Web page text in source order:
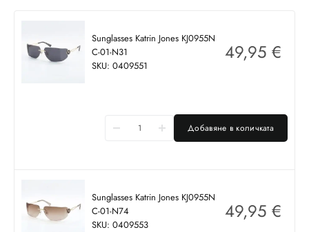
Sunglasses Katrin Jones KJ0955N
C-01-N31
SKU: 0409551
49,95 €
Добавяне в количката
Sunglasses Katrin Jones KJ0955N
C-01-N74
SKU: 0409553
49,95 €